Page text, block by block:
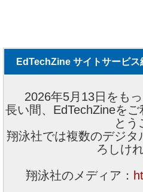
EdTechZine サイトサービス
2026年5月13日をも
長い間、EdTechZineを
とう
翔泳社では複数のデジ
ろしけ
翔泳社のメディア：